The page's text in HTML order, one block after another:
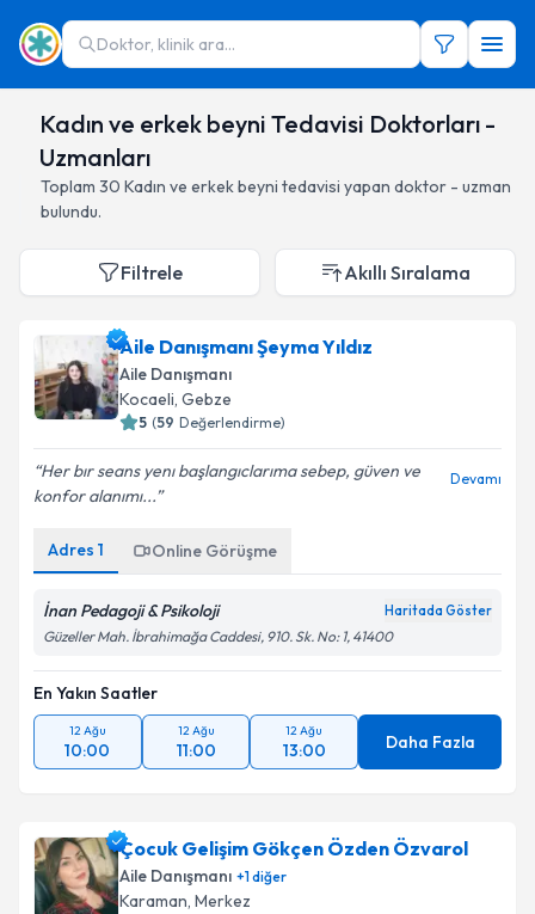
Doktor, klinik ara...
Kadın ve erkek beyni Tedavisi Doktorları -
Uzmanları
Toplam 30 Kadın ve erkek beyni tedavisi yapan doktor - uzman
bulundu.
Filtrele Akıllı Sıralama
Aile Danışmanı Şeyma Yıldız
Aile Danışmanı
Kocaeli, Gebze
5 (59 Değerlendirme)
Her bır seans yenı başlangıclarıma sebep, güven ve
konfor alanımı...
Devamı
Adres 1 Online Görüşme
İnan Pedagoji & Psikoloji Haritada Göster
Güzeller Mah. İbrahimağa Caddesi, 910. Sk. No: 1, 41400
En Yakın Saatler
12 Ağu
10:00
12 Ağu
11:00
12 Ağu
13:00 Daha Fazla
Çocuk Gelişim Gökçen Özden Özvarol
Aile Danışmanı +1diğer
Karaman, Merkez